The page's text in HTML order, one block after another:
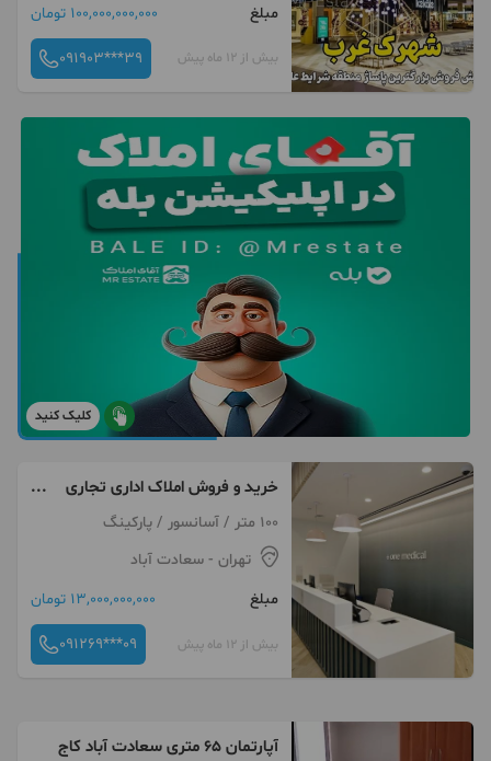
مبلغ
100,000,000,000 تومان
بیش از 12 ماه پیش 091903***39
کلیک کنید
خرید و فروش املاک اداری تجاری
سعادت آباد 100 متر میدان کاج
100 متر / آسانسور / پارکینگ
تهران - سعادت آباد
مبلغ
13,000,000,000 تومان
بیش از 12 ماه پیش 091269***09
آپارتمان ۶۵ متری سعادت آباد کاج